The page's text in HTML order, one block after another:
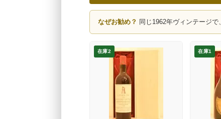
なぜお勧め？ 同じ1962年ヴィンテージ
在庫2 在庫1